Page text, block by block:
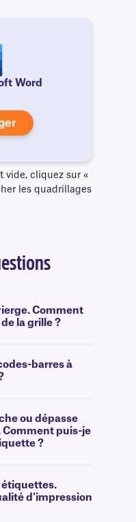
Word
vide, cliquez sur «
les quadrillages
Comment
la grille ?
barres à
ou dépasse
Comment puis-je
?
étiquettes.
d'impression